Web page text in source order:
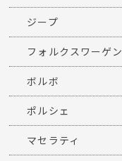
ジープ
フォルクスワーゲン
ボルボ
ポルシェ
マセラティ